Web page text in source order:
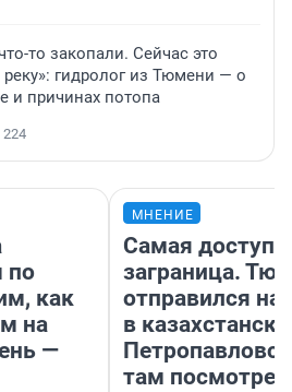
то закопали. Сейчас это
гидролог из Тюмени — о
и причинах потопа
224
по
как
на
—
МНЕНИЕ
Самая
заграница.
отправился
в
там